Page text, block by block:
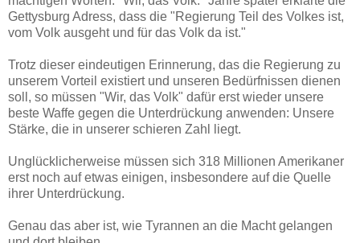
Gettysburg Adress, dass die "Regierung Teil des Volkes ist,
vom Volk ausgeht und für das Volk da ist."
Trotz dieser eindeutigen Erinnerung, das die Regierung zu
unserem Vorteil existiert und unseren Bedürfnissen dienen
soll, so müssen "Wir, das Volk" dafür erst wieder unsere
beste Waffe gegen die Unterdrückung anwenden: Unsere
Stärke, die in unserer schieren Zahl liegt.
Unglücklicherweise müssen sich 318 Millionen Amerikaner
erst noch auf etwas einigen, insbesondere auf die Quelle
ihrer Unterdrückung.
Genau das aber ist, wie Tyrannen an die Macht gelangen